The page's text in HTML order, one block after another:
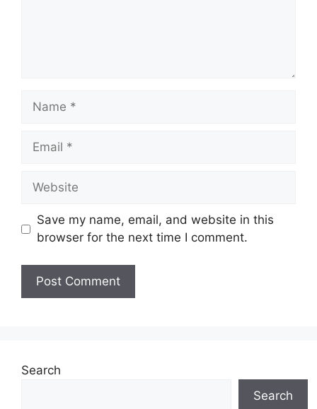
s
t
Save my name, email, and website in this
browser for the next time I comment.
Search
Search